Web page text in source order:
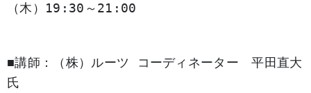
（木） 19:30 ～ 21:00
■講師：（株）ルーツ
コーディネーター 平田直大
氏